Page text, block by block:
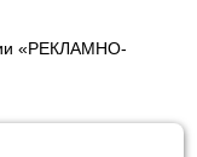
«РЕКЛАМНО-